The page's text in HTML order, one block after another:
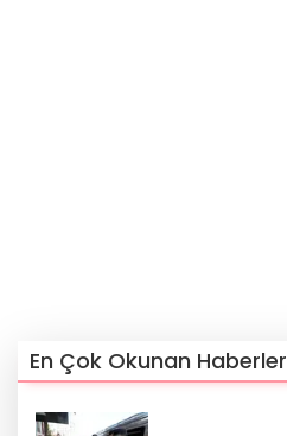
En Çok Okunan Haberler